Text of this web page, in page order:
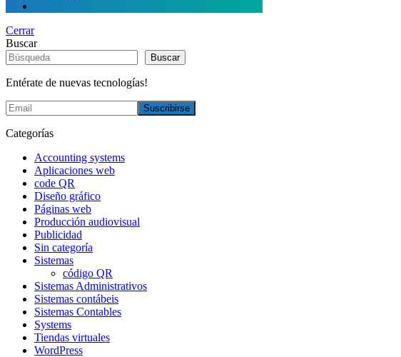
Cerrar
Buscar
Buscar
Entérate de nuevas tecnologías!
Categorías
Accounting systems
Aplicaciones web
code QR
Diseño gráfico
Páginas web
Producción audiovisual
Publicidad
Sin categoría
Sistemas
código QR
Sistemas Administrativos
Sistemas contábeis
Sistemas Contables
Systems
Tiendas virtuales
WordPress